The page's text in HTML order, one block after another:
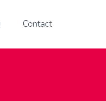
Contact